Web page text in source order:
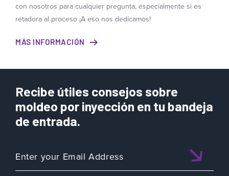
con nosotros para cualquier pregunta, especialmente si es
retadora al proceso ¡A eso nos dedicamos!
MÁS INFORMACIÓN
Recibe útiles consejos sobre
moldeo por inyección en tu bandeja
de entrada.